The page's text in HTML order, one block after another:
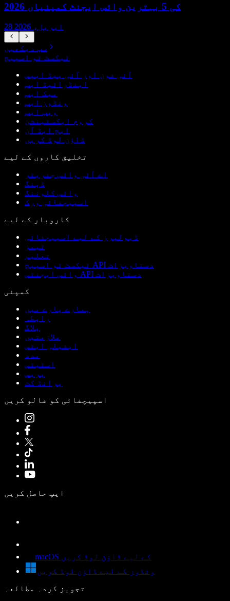
2026 کی 5 بہترین وائس ایجنٹ کمپنیاں
28 اپریل، 2026
سب دیکھیں
ٹیکسٹ ٹو اسپیچ
آئی فون اور آئی پیڈ ایپس
اینڈرائیڈ ایپ
میک ایپ
ونڈوز ایپ
ویب ایپ
کروم ایکسٹینشن
ایج ایڈ آن
ڈاؤن لوڈ کریں
تخلیق کاروں کے لیے
اے آئی وائس جنریٹر
ڈبنگ
وائس کلوننگ
اسپیچفائی ورک
کاروبار کے لیے
ڈیولپرز کے لیے اسپیچفائی
ٹیمز
تعلیم
ٹیکسٹ ٹو اسپیچ API دستاویزات
وائس ایجنٹس API دستاویزات
کمپنی
ہمارے بارے میں
رابطہ
بلاگ
ملازمتیں
ایفیلی ایٹس
مدد
اسٹیٹس
پریس
برانڈ کٹ
اسپیچفائی کو فالو کریں
ایپ حاصل کریں
macOS کے لیے ڈاؤن لوڈ کریں
ونڈوز کے لیے ڈاؤن لوڈ کریں
تجویز کردہ مطالعہ